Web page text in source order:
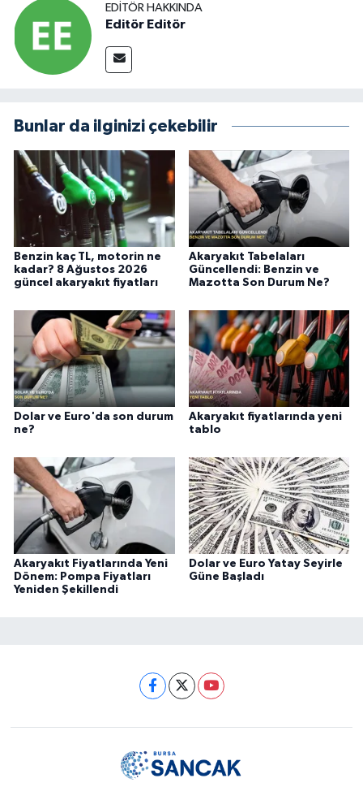
EDITÖR HAKKINDA
Editör Editör
Bunlar da ilginizi çekebilir
Benzin kaç TL, motorin ne
kadar? 8 Ağustos 2026
güncel akaryakıt fiyatları
Akaryakıt Tabelaları
Güncellendi: Benzin ve
Mazotta Son Durum Ne?
Dolar ve Euro'da son durum
ne?
Akaryakıt fiyatlarında yeni
tablo
Akaryakıt Fiyatlarında Yeni
Dönem: Pompa Fiyatları
Yeniden Şekillendi
Dolar ve Euro Yatay Seyirle
Güne Başladı